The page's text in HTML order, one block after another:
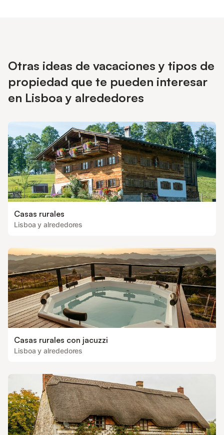
Otras ideas de vacaciones y tipos de
propiedad que te pueden interesar
en Lisboa y alrededores
Casas rurales
Lisboa y alrededores
Casas rurales con jacuzzi
Lisboa y alrededores